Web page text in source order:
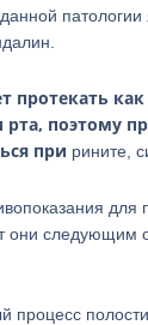
патологии
протекать
поэтому
при рините,
для
они следующим
процесс